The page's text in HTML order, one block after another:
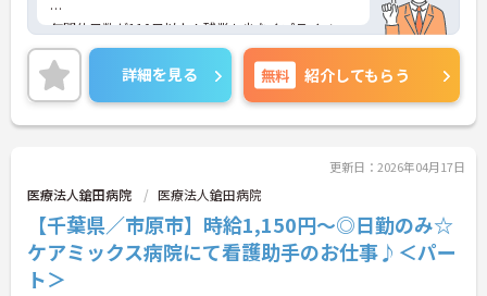
年間休日数が110日以上！残業も少なくプライベー
トと両立したい方におすすめです！
無料の駐車場完備でマイカー通勤の方も安心！
ご興味ある方には、面接のポイントなど、さらに詳
詳細を見る 無料 紹介してもらう
更新日：2026年04月17日
医療法人鎗田病院 医療法人鎗田病院
【千葉県／市原市】時給1,150円～◎日勤のみ☆
ケアミックス病院にて看護助手のお仕事♪＜パー
ト＞